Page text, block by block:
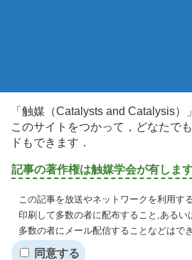
「触媒（Catalysts and Catalysis
このサイトをつかって，どなたで
ドもできます．
記事の著作権は触媒学会が有します
この記事を放送やネットワークを利用す
印刷して多数の者に配布すること,あるい
多数の者にメール配信することなどはで
同意する